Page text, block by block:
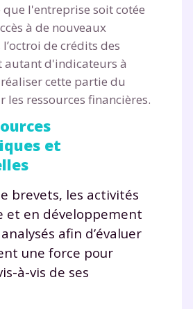
l'entreprise soit cotée
à de nouveaux
de crédits des
autant d'indicateurs à
cette partie du
les ressources financières.
et
brevets, les activités
et en développement
afin d’évaluer
une force pour
à-vis de ses